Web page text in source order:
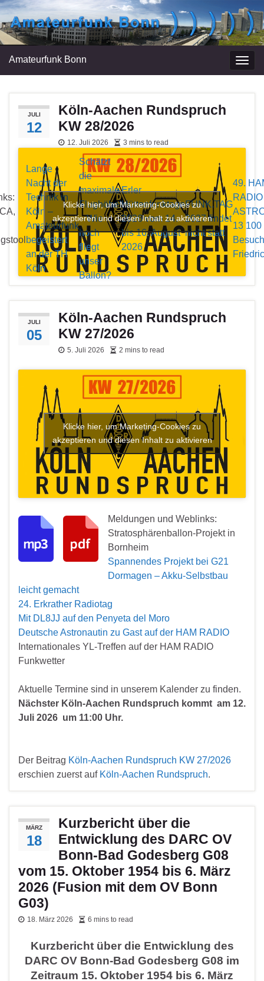
Amateurfunk Bonn
JULI
12
Köln-Aachen Rundspruch
KW 28/2026
12. Juli 2026 3 mins to read
Lange
Nacht der
Technik in
Köln –
Amateurfunk
begeistert
an der TH
Köln
Schätzt
die
maximale
Flughöhe!
– Wie
hoch
fliegt
unser
Ballon?
Erler
Hüttenfunktage
2026 vom 14.
bis 16. August
2026
FUNK.TAG
2027 findet
nicht statt
49.
13 100
Klicke hier, um Marketing-Cookies zu
akzeptieren und diesen Inhalt zu aktivieren
JULI
05
Köln-Aachen Rundspruch
KW 27/2026
5. Juli 2026 2 mins to read
Klicke hier, um Marketing-Cookies zu
akzeptieren und diesen Inhalt zu aktivieren
Meldungen und Weblinks:
Stratosphärenballon-Projekt in
Bornheim
Spannendes Projekt bei G21
Dormagen – Akku-Selbstbau
leicht gemacht
24. Erkrather Radiotag
Mit DL8JJ auf den Penyeta del Moro
Deutsche Astronautin zu Gast auf der HAM RADIO
Internationales YL-Treffen auf der HAM RADIO
Funkwetter
Aktuelle Termine sind in unserem Kalender zu finden.
Nächster Köln-Aachen Rundspruch kommt am 12.
Juli 2026 um 11:00 Uhr.
Der Beitrag Köln-Aachen Rundspruch KW 27/2026
erschien zuerst auf Köln-Aachen Rundspruch.
MÄRZ
18
Kurzbericht über die
Entwicklung des DARC OV
Bonn-Bad Godesberg G08
vom 15. Oktober 1954 bis 6. März
2026 (Fusion mit dem OV Bonn
G03)
18. März 2026 6 mins to read
Kurzbericht über die Entwicklung des
DARC OV Bonn-Bad Godesberg G08 im
Zeitraum 15. Oktober 1954 bis 6. März